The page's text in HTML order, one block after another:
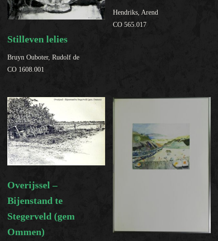
Stilleven lelies
Bruyn Ouboter, Rudolf de
CO 1608.001
Hendriks, Arend
CO 565.017
Overijssel –
Bijenstand te
Stegerveld (gem
Ommen)